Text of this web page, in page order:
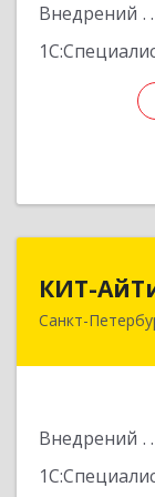
Внедрений
КИТ-
Санкт-
Внедрений
194044,